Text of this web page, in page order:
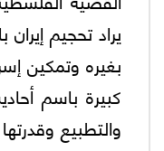
يراد تحجيم
بغيره وتمكين
كبيرة باسم
والتطبيع